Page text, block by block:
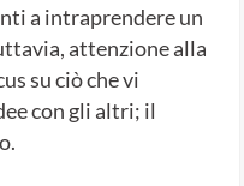
a intraprendere un
attenzione alla
su ciò che vi
con gli altri; il